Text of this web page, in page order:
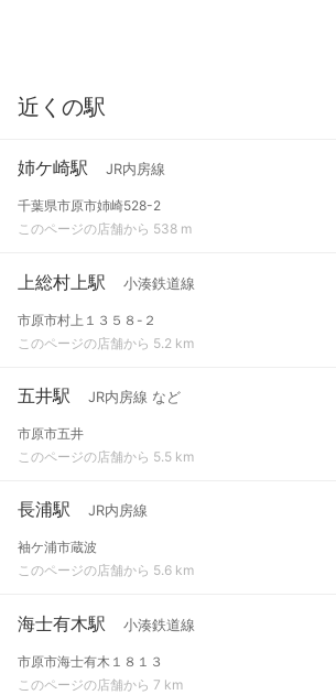
近くの駅
姉ケ崎駅 JR内房線
千葉県市原市姉崎528-2
このページの店舗から 538 m
上総村上駅 小湊鉄道線
市原市村上１３５８-２
このページの店舗から 5.2 km
五井駅 JR内房線 など
市原市五井
このページの店舗から 5.5 km
長浦駅 JR内房線
袖ケ浦市蔵波
このページの店舗から 5.6 km
海士有木駅 小湊鉄道線
市原市海士有木１８１３
このページの店舗から 7 km